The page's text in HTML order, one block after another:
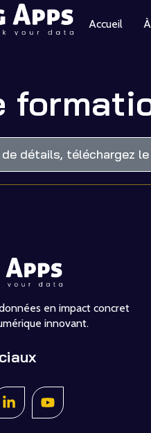
Accueil
détails, téléchargez
en impact concret
innovant.